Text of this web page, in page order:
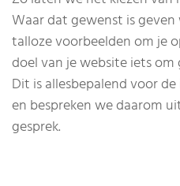
Waar dat gewenst is
talloze voorbeelden om je
doel van je website iets
Dit is allesbepalend voor
en bespreken we daarom
gesprek.